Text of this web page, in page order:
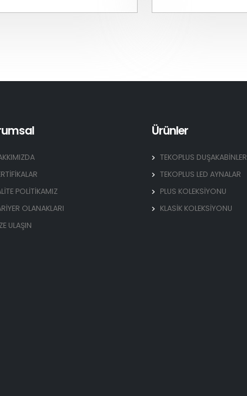
POLİTİKAMIZ
OLANAKLARI
ULAŞIN
Ürünler
TEKOPLUS DUŞAKABİNLER
TEKOPLUS LED AYNALAR
PLUS KOLEKSİYONU
KLASİK KOLEKSİYONU